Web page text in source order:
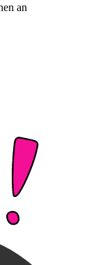
an